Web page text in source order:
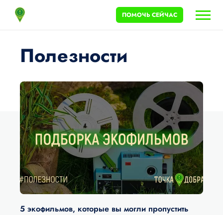
ПОМОЧЬ СЕЙЧАС
Полезности
5 экофильмов, которые вы могли пропустить